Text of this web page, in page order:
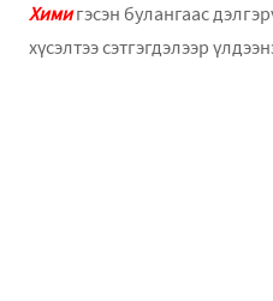
Химигэсэн булангаас
хүсэлтээ сэтгэгдэлээр